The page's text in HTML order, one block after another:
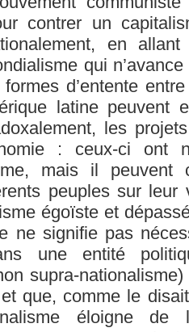
contrer un
en
qui
formes d’entente
latine peuvent
les
: ceux-ci ont
mais il peuvent
peuples sur leur
égoïste et
ne signifie pas
une entité
supra-
que, comme le
éloigne